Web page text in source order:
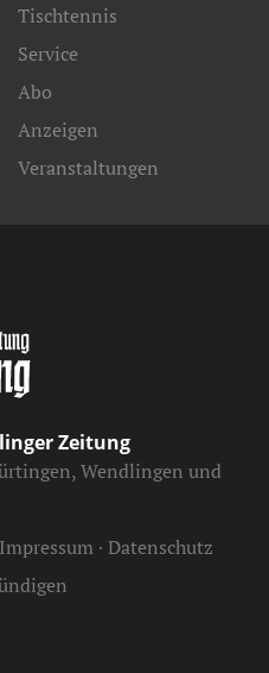
Tischtennis
Service
Abo
Anzeigen
Veranstaltungen
Zeitung
Wendlingen und
Impressum Datenschutz